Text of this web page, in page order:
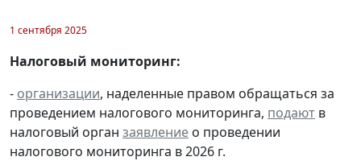
1 сентября 2025
Налоговый мониторинг:
- организации, наделенные правом обращаться за
проведением налогового мониторинга, подают в
налоговый орган заявление о проведении
налогового мониторинга в 2026 г.